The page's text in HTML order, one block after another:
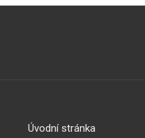
Úvodní stránka